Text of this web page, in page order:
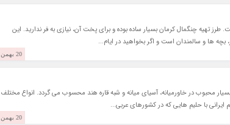
تهیه چنگمال کرمان بسیار ساده بوده و برای پخت آن، نیازی به فر ندارید. این
بچه ها و سالمندان است و اگر بخواهید در ایام...
20 بهمن 1403
محبوب در خاورمیانه، آسیای میانه و شبه قاره هند محسوب می گردد. انواع مختلف
با حلیم هایی که در کشورهای عربی...
20 بهمن 1403